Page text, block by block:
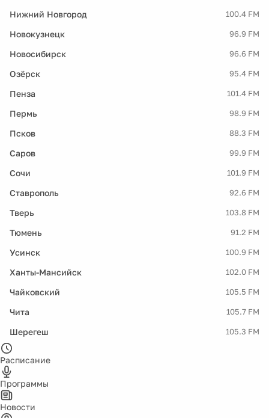
Нижний Новгород 100.4 FM
Новокузнецк 96.9 FM
Новосибирск 96.6 FM
Озёрск 95.4 FM
Пенза 101.4 FM
Пермь 98.9 FM
Псков 88.3 FM
Саров 99.9 FM
Сочи 101.9 FM
Ставрополь 92.6 FM
Тверь 103.8 FM
Тюмень 91.2 FM
Усинск 100.9 FM
Ханты-Мансийск 102.0 FM
Чайковский 105.5 FM
Чита 105.7 FM
Шерегеш 105.3 FM
Расписание
Программы
Новости